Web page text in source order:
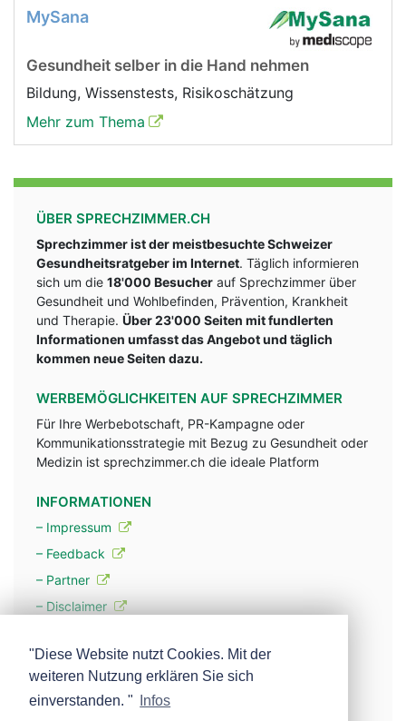
MySana
Gesundheit selber in die Hand nehmen
Bildung, Wissenstests, Risikoschätzung
Mehr zum Thema
ÜBER SPRECHZIMMER.CH
Sprechzimmer ist der meistbesuchte Schweizer
Gesundheitsratgeber im Internet. Täglich informieren
sich um die 18'000 Besucher auf Sprechzimmer über
Gesundheit und Wohlbefinden, Prävention, Krankheit
und Therapie. Über 23'000 Seiten mit fundlerten
Informationen umfasst das Angebot und täglich
kommen neue Seiten dazu.
WERBEMÖGLICHKEITEN AUF SPRECHZIMMER
Für Ihre Werbebotschaft, PR-Kampagne oder
Kommunikationsstrategie mit Bezug zu Gesundheit oder
Medizin ist sprechzimmer.ch die ideale Platform
INFORMATIONEN
– Impressum
– Feedback
– Partner
– Disclaimer
– Werbung
– Mehr über unsere Experten
"Diese Website nutzt Cookies. Mit der
weiteren Nutzung erklären Sie sich
einverstanden. "
Infos